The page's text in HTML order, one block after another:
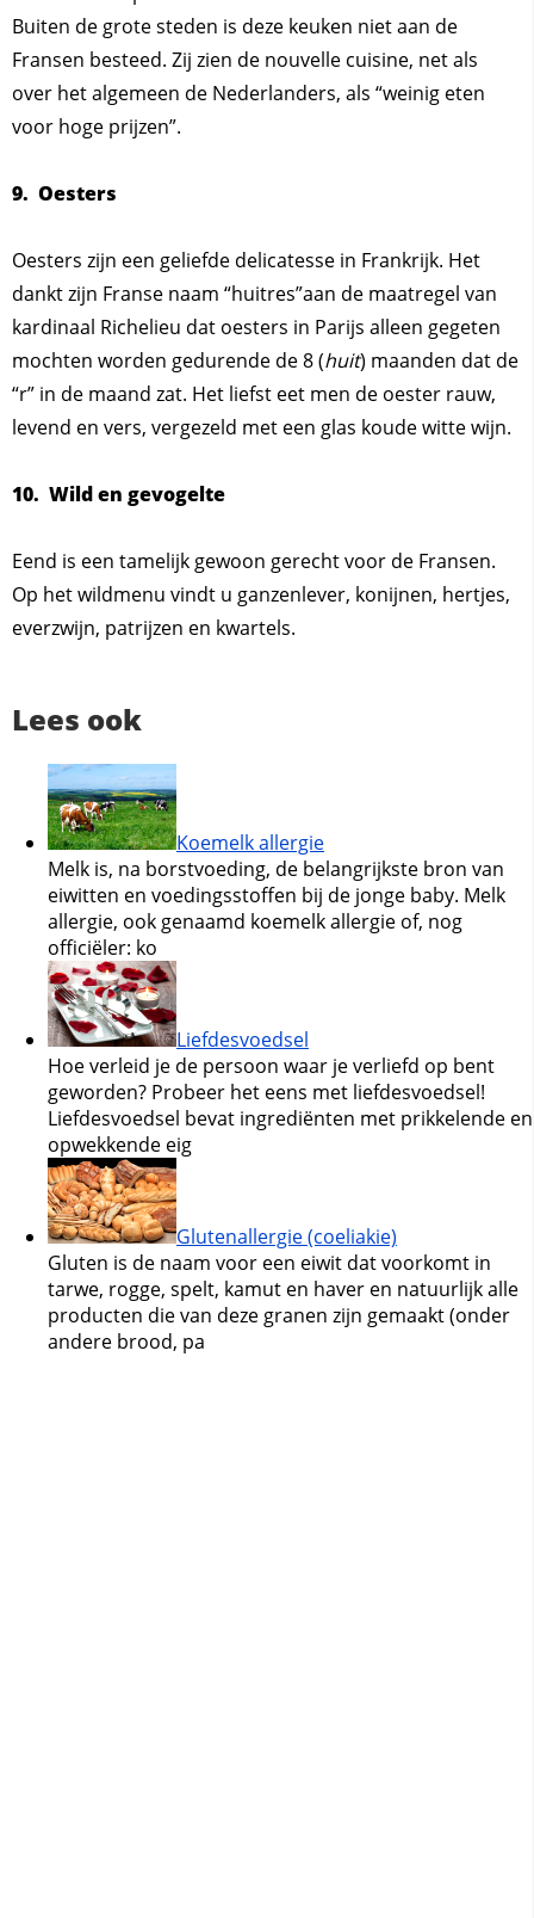
Buiten de grote steden is deze keuken niet aan de
Fransen besteed. Zij zien de nouvelle cuisine, net als
over het algemeen de Nederlanders, als “weinig eten
voor hoge prijzen”.
9. Oesters
Oesters zijn een geliefde delicatesse in Frankrijk. Het
dankt zijn Franse naam “huitres”aan de maatregel van
kardinaal Richelieu dat oesters in Parijs alleen gegeten
mochten worden gedurende de 8 (huit) maanden dat de
“r” in de maand zat. Het liefst eet men de oester rauw,
levend en vers, vergezeld met een glas koude witte wijn.
10. Wild en gevogelte
Eend is een tamelijk gewoon gerecht voor de Fransen.
Op het wildmenu vindt u ganzenlever, konijnen, hertjes,
everzwijn, patrijzen en kwartels.
Lees ook
Koemelk allergie
Melk is, na borstvoeding, de belangrijkste bron van
eiwitten en voedingsstoffen bij de jonge baby. Melk
allergie, ook genaamd koemelk allergie of, nog
officiëler: ko
Liefdesvoedsel
Hoe verleid je de persoon waar je verliefd op bent
geworden? Probeer het eens met liefdesvoedsel!
Liefdesvoedsel bevat ingrediënten met prikkelende en
opwekkende eig
Glutenallergie (coeliakie)
Gluten is de naam voor een eiwit dat voorkomt in
tarwe, rogge, spelt, kamut en haver en natuurlijk alle
producten die van deze granen zijn gemaakt (onder
andere brood, pa